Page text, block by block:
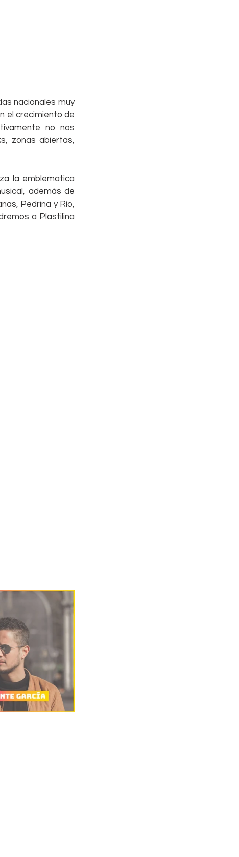
nacionales muy
el crecimiento de
no nos
zonas abiertas,
la emblematica
además de
Pedrina y Río,
a Plastilina